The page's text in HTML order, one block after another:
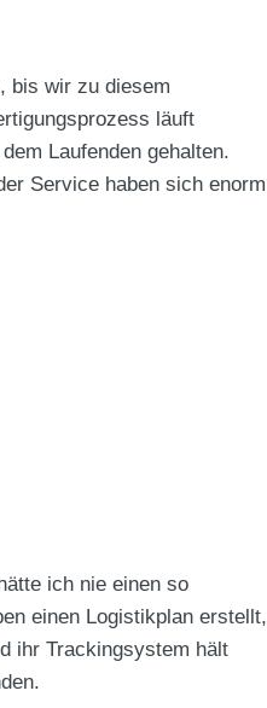
bis wir zu diesem
läuft
Laufenden gehalten.
Service haben sich enorm
ich nie einen so
einen Logistikplan erstellt,
ihr Trackingsystem hält